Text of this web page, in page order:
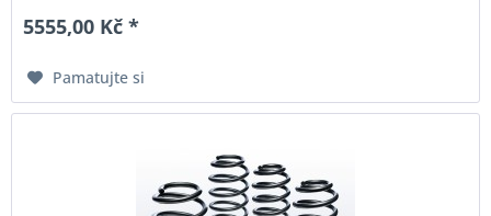
5555,00 Kč *
Pamatujte si